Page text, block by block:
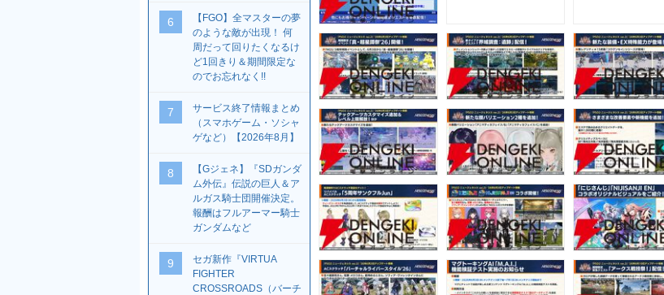
6
【FGO】全マスターの夢
のような敵が出現！ 何
周だって回りたくなるけ
ど1回きり＆期間限定な
のでお忘れなく!!
7
サービス終了情報まとめ
（スマホゲーム・ソシャ
ゲなど）【2026年8月】
8
【Gジェネ】『SDガンダ
ム外伝』伝説の巨人＆ア
ルガス騎士団開催決定。
報酬はフルアーマー騎士
ガンダムなど
9
セガ新作『VIRTUA
FIGHTER
CROSSROADS（バーチ